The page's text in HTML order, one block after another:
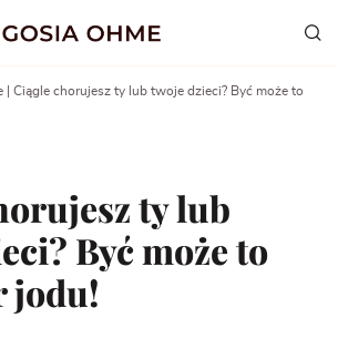
Ciągle chorujesz ty lub twoje dzieci? Być może to
ty lub
Być może to
jodu!